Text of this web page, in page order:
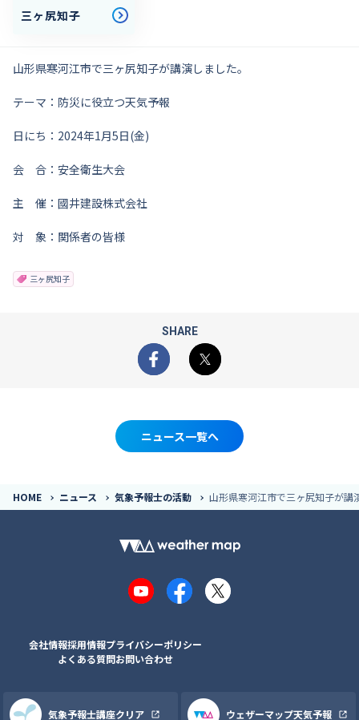
三ヶ尻知子
山形県寒河江市で三ヶ尻知子が講演しました。
テーマ：防災に役立つ天気予報
日にち：2024年1月5日(金)
会 合：安全衛生大会
主 催：國井建設株式会社
対 象：関係者の皆様
三ヶ尻知子
SHARE
Facebook
X
ニュース一覧へ
HOME ニュース 気象予報士の活動 山形県寒河江市で三ヶ尻知子が講
YouTubeFacebook
X
会社情報採用情報プライバシーポリシー
よくある質問お問い合わせ
気象予報士講座クリア ウェザーマップ天気予報